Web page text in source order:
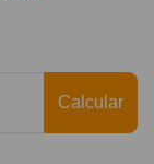
Calcular